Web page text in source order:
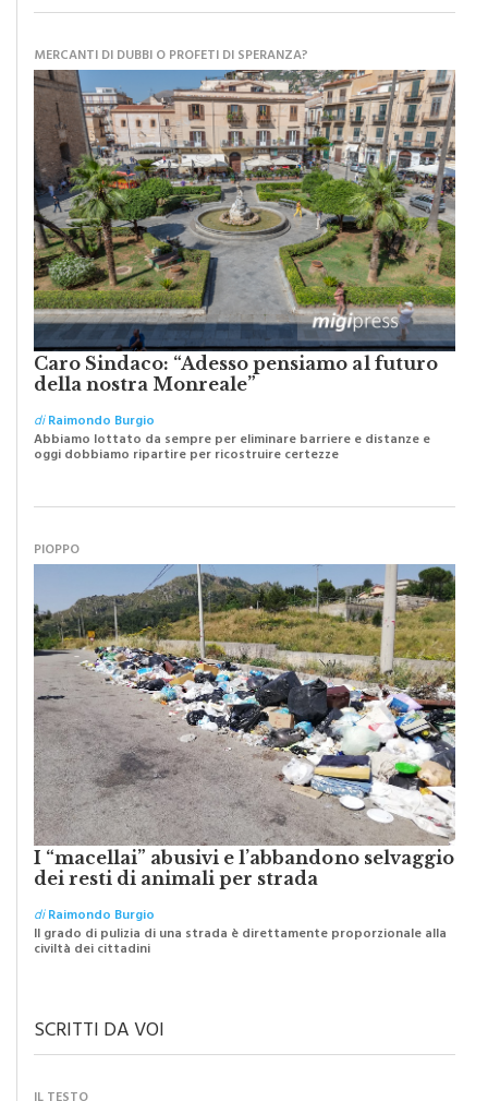
MERCANTI DI DUBBI O PROFETI DI SPERANZA?
Caro Sindaco: “Adesso pensiamo al futuro
della nostra Monreale”
diRaimondo Burgio
Abbiamo lottato da sempre per eliminare barriere e distanze e
oggi dobbiamo ripartire per ricostruire certezze
PIOPPO
I “macellai” abusivi e l’abbandono selvaggio
dei resti di animali per strada
diRaimondo Burgio
Il grado di pulizia di una strada è direttamente proporzionale alla
civiltà dei cittadini
SCRITTI DA VOI